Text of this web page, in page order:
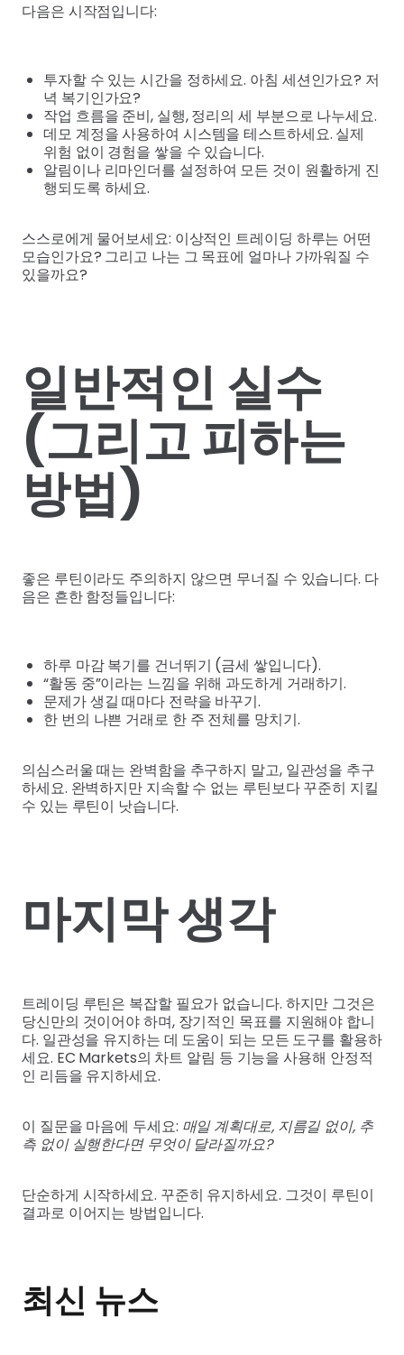
다음은 시작점입니다:
투자할 수 있는 시간을 정하세요. 아침 세션인가요? 저
녁 복기인가요?
작업 흐름을 준비, 실행, 정리의 세 부분으로 나누세요.
데모 계정을 사용하여 시스템을 테스트하세요. 실제
위험 없이 경험을 쌓을 수 있습니다.
알림이나 리마인더를 설정하여 모든 것이 원활하게 진
행되도록 하세요.
스스로에게 물어보세요: 이상적인 트레이딩 하루는 어떤
모습인가요? 그리고 나는 그 목표에 얼마나 가까워질 수
있을까요?
일반적인 실수
(그리고 피하는
방법)
좋은 루틴이라도 주의하지 않으면 무너질 수 있습니다. 다
음은 흔한 함정들입니다:
하루 마감 복기를 건너뛰기 (금세 쌓입니다).
“활동 중”이라는 느낌을 위해 과도하게 거래하기.
문제가 생길 때마다 전략을 바꾸기.
한 번의 나쁜 거래로 한 주 전체를 망치기.
의심스러울 때는 완벽함을 추구하지 말고, 일관성을 추구
하세요. 완벽하지만 지속할 수 없는 루틴보다 꾸준히 지킬
수 있는 루틴이 낫습니다.
마지막 생각
트레이딩 루틴은 복잡할 필요가 없습니다. 하지만 그것은
당신만의 것이어야 하며, 장기적인 목표를 지원해야 합니
다. 일관성을 유지하는 데 도움이 되는 모든 도구를 활용하
세요. EC Markets의 차트 알림 등 기능을 사용해 안정적
인 리듬을 유지하세요.
이 질문을 마음에 두세요: 매일 계획대로, 지름길 없이, 추
측 없이 실행한다면 무엇이 달라질까요?
단순하게 시작하세요. 꾸준히 유지하세요. 그것이 루틴이
결과로 이어지는 방법입니다.
최신 뉴스